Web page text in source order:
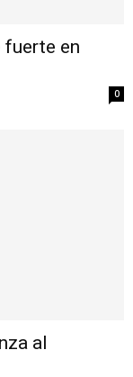
fuerte en
0
al